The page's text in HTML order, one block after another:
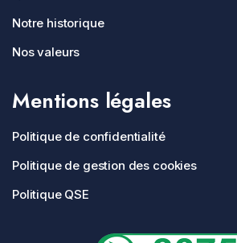
Notre historique
Nos valeurs
Mentions légales
Politique de confidentialité
Politique de gestion des cookies
Politique QSE